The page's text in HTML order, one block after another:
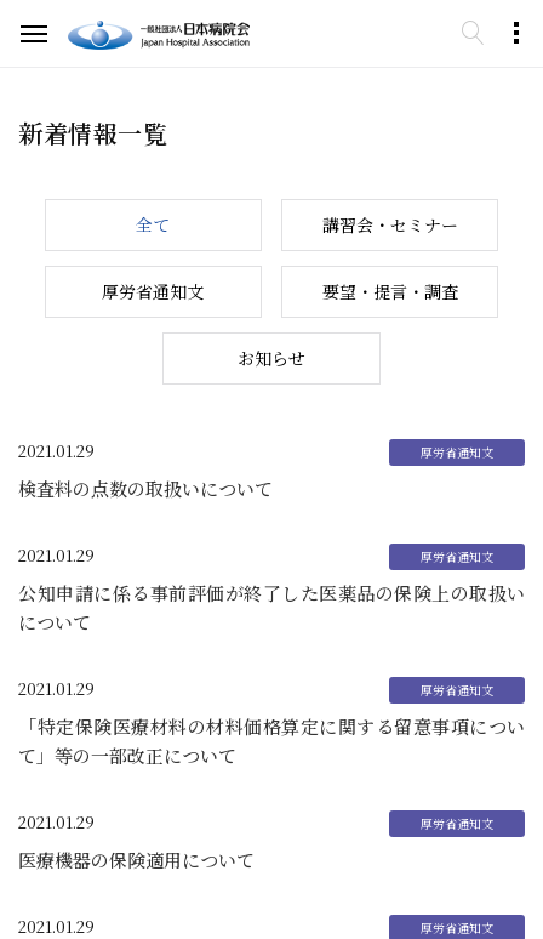
新着情報一覧
全て 講習会・セミナー
厚労省通知文 要望・提言・調査
お知らせ
2021.01.29
検査料の点数の取扱いについて
2021.01.29
公知申請に係る事前評価が終了した医薬品の保険上の取扱い
について
2021.01.29
「特定保険医療材料の材料価格算定に関する留意事項につい
て」等の一部改正について
2021.01.29
医療機器の保険適用について
2021.01.29